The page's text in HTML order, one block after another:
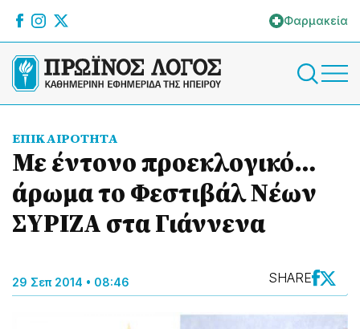
Φαρμακεία
ΕΠΙΚΑΙΡΟΤΗΤΑ
Με έντονο προεκλογικό…
άρωμα το Φεστιβάλ Νέων
ΣΥΡΙΖΑ στα Γιάννενα
29 Σεπ 2014 • 08:46 SHARE